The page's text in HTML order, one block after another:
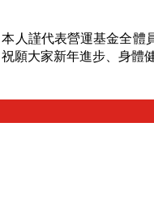
人謹代表營運基金全
願大家新年進步、身體